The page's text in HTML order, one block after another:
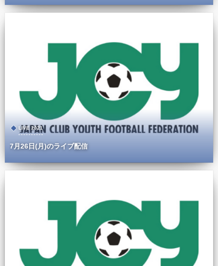
LIVE 2021
7月26日(月)のライブ配信